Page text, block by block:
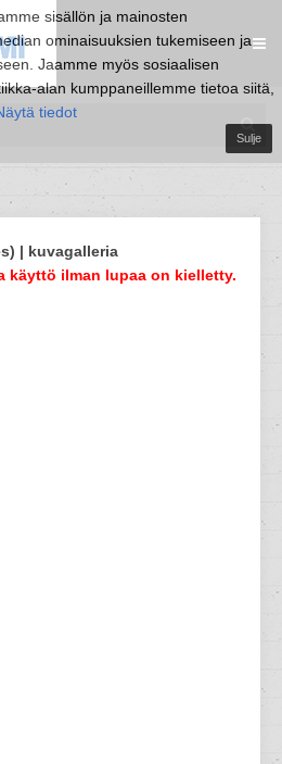
sisällön ja mainosten
ominaisuuksien tukemiseen ja
Jaamme myös sosiaalisen
alan kumppaneillemme tietoa siitä,
tiedot
Sulje
| kuvagalleria
käyttö ilman lupaa on kielletty.